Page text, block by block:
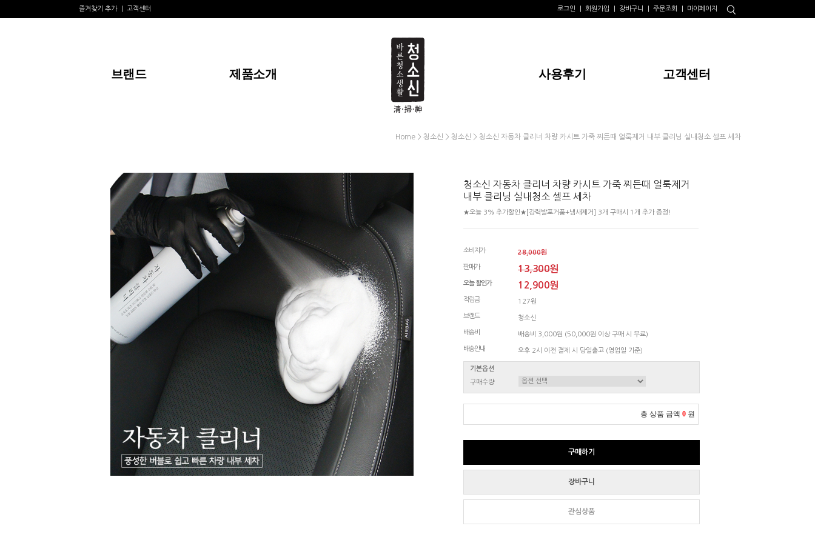
즐겨찾기 추가 고객센터 로그인 회원가입 장바구니 주문조회 마이페이지
브랜드 제품소개 사용후기 고객센터
Home > 청소신 > 청소신 > 청소신 자동차 클리너 차량 카시트 가죽 찌든때 얼룩제거 내부 클리닝 실내청소 셀프 세차
청소신 자동차 클리너 차량 카시트 가죽 찌든때 얼룩제거
내부 클리닝 실내청소 셀프 세차
★오늘 3% 추가할인★[강력발포거품+냄새제거] 3개 구매시 1개 추가 증정!
소비자가 28,000원
판매가 13,300원
오늘 할인가 12,900원
적립금 127원
브랜드 청소신
배송비 배송비 3,000원 (50,000원 이상 구매 시 무료)
배송안내 오후 2시 이전 결제 시 당일출고 (영업일 기준)
기본옵션
구매수량
총 상품 금액 0 원
구매하기
장바구니
관심상품